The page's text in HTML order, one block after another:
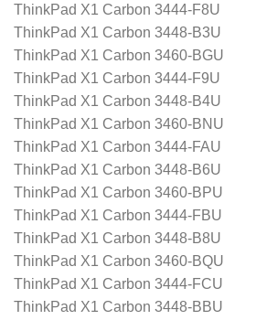
ThinkPad X1 Carbon 3444-F8U
ThinkPad X1 Carbon 3448-B3U
ThinkPad X1 Carbon 3460-BGU
ThinkPad X1 Carbon 3444-F9U
ThinkPad X1 Carbon 3448-B4U
ThinkPad X1 Carbon 3460-BNU
ThinkPad X1 Carbon 3444-FAU
ThinkPad X1 Carbon 3448-B6U
ThinkPad X1 Carbon 3460-BPU
ThinkPad X1 Carbon 3444-FBU
ThinkPad X1 Carbon 3448-B8U
ThinkPad X1 Carbon 3460-BQU
ThinkPad X1 Carbon 3444-FCU
ThinkPad X1 Carbon 3448-BBU